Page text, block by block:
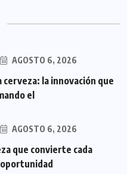
AGOSTO 6, 2026
cerveza: la innovación que
el
AGOSTO 6, 2026
que convierte cada